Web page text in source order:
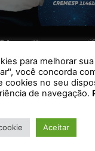
para melhorar
você concorda
cookies no seu
de navegação.
Aceitar